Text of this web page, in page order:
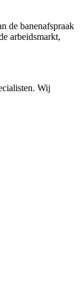
de banenafspraak
arbeidsmarkt,
Wij